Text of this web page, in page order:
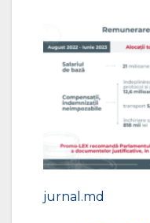
jurnal.md